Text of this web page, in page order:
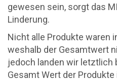
gewesen sein, sorgt das
Linderung.
Nicht alle Produkte waren
weshalb der Gesamtwert
jedoch landen wir letztlich
Gesamt Wert der